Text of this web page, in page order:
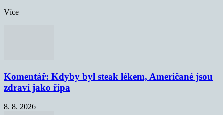
Více
Komentář: Kdyby byl steak lékem, Američané jsou
zdraví jako řípa
8. 8. 2026